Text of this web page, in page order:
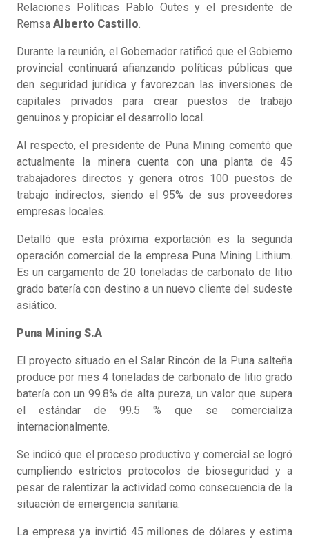
Relaciones Políticas Pablo Outes y el presidente de
Remsa Alberto Castillo.
Durante la reunión, el Gobernador ratificó que el Gobierno
provincial continuará afianzando políticas públicas que
den seguridad jurídica y favorezcan las inversiones de
capitales privados para crear puestos de trabajo
genuinos y propiciar el desarrollo local.
Al respecto, el presidente de Puna Mining comentó que
actualmente la minera cuenta con una planta de 45
trabajadores directos y genera otros 100 puestos de
trabajo indirectos, siendo el 95% de sus proveedores
empresas locales.
Detalló que esta próxima exportación es la segunda
operación comercial de la empresa Puna Mining Lithium.
Es un cargamento de 20 toneladas de carbonato de litio
grado batería con destino a un nuevo cliente del sudeste
asiático.
Puna Mining S.A
El proyecto situado en el Salar Rincón de la Puna salteña
produce por mes 4 toneladas de carbonato de litio grado
batería con un 99.8% de alta pureza, un valor que supera
el estándar de 99.5 % que se comercializa
internacionalmente.
Se indicó que el proceso productivo y comercial se logró
cumpliendo estrictos protocolos de bioseguridad y a
pesar de ralentizar la actividad como consecuencia de la
situación de emergencia sanitaria.
La empresa ya invirtió 45 millones de dólares y estima